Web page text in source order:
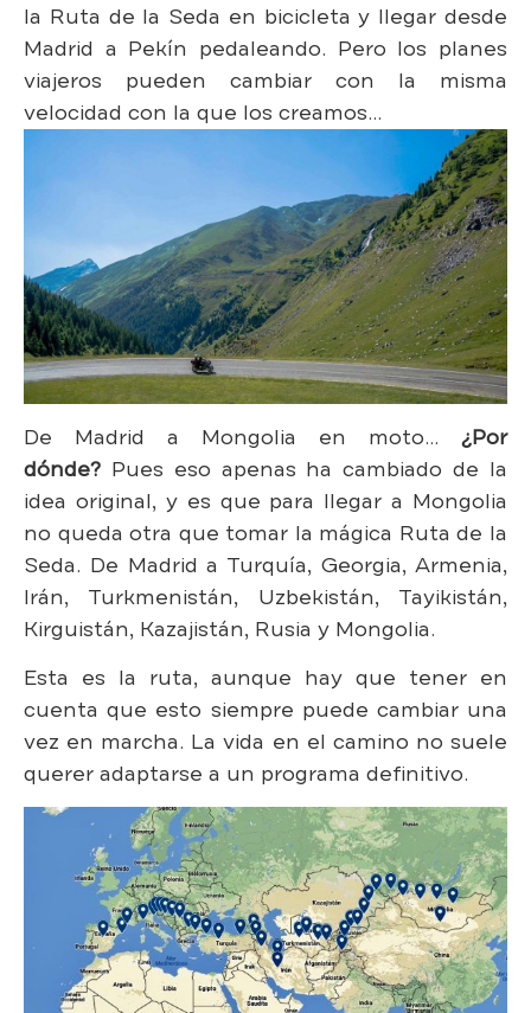
la Ruta de la Seda en bicicleta y llegar desde
Madrid a Pekín pedaleando. Pero los planes
viajeros pueden cambiar con la misma
velocidad con la que los creamos…
De Madrid a Mongolia en moto… ¿Por
dónde? Pues eso apenas ha cambiado de la
idea original, y es que para llegar a Mongolia
no queda otra que tomar la mágica Ruta de la
Seda. De Madrid a Turquía, Georgia, Armenia,
Irán, Turkmenistán, Uzbekistán, Tayikistán,
Kirguistán, Kazajistán, Rusia y Mongolia.
Esta es la ruta, aunque hay que tener en
cuenta que esto siempre puede cambiar una
vez en marcha. La vida en el camino no suele
querer adaptarse a un programa definitivo.